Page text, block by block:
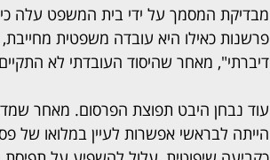
מבדיקת המסמך על ידי בית המשפט עלה כי
פרשנות כאילו היא עובדה משפטית
דיברתי", מאחר שהיסוד העובדתי לא
עוד נבחן היבט תפוצת הפרסום. מאחר
הייתה לבראשי אפשרות לעיין במלואו של